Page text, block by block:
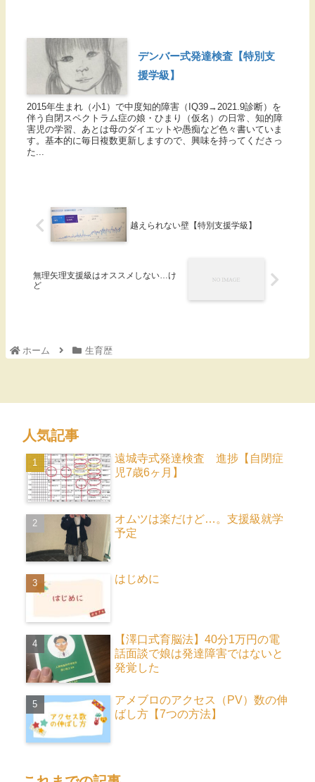
デンバー式発達検査【特別支
援学級】
2015年生まれ（小1）で中度知的障害（IQ39→2021.9診断）を
伴う自閉スペクトラム症の娘・ひまり（仮名）の日常、知的障
害児の学習、あとは母のダイエットや愚痴など色々書いていま
す。基本的に毎日複数更新しますので、興味を持ってくださっ
た...
越えられない壁【特別支援学級】
無理矢理支援級はオススメしない…け
ど
ホーム 生育歴
人気記事
遠城寺式発達検査 進捗【自閉症
児7歳6ヶ月】
オムツは楽だけど…。支援級就学
予定
はじめに
【澤口式育脳法】40分1万円の電
話面談で娘は発達障害ではないと
発覚した
アメブロのアクセス（PV）数の伸
ばし方【7つの方法】